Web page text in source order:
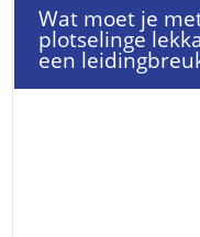
Wat moet je
plotselinge
een